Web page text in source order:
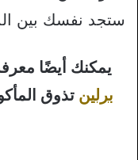
ستجد نفسك بين
يمكنك أيضًا
برلين تذوق